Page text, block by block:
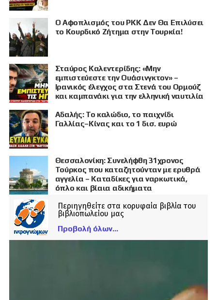
Ο Αφοπλισμός του PKK Δεν Θα Επιλύσει
το Κουρδικό Ζήτημα στην Τουρκία!
Σταύρος Καλεντερίδης: «Μην
εμπιστεύεστε την Ουάσινγκτον» –
Ιρανικός έλεγχος στα Στενά του Ορμούζ
και καμπανάκι για την ελληνική ναυτιλία
Αδαλής: Το καλώδιο, το παιχνίδι
Γαλλίας–Κίνας και το 1 δισ. ευρώ
Θεσσαλονίκη: Συνελήφθη 31χρονος
Τούρκος που καταζητούνταν με ερυθρά
αγγελία – Καταδίκες για ναρκωτικά,
όπλο και βίαια αδικήματα
Περιηγηθείτε στα κορυφαία βιβλία του
βιβλιοπωλείου μας
Προβολή όλων